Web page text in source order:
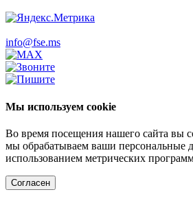
info@fse.ms
Мы используем cookie
Во время посещения нашего сайта вы
мы обрабатываем ваши персональные
использованием метрических
Согласен